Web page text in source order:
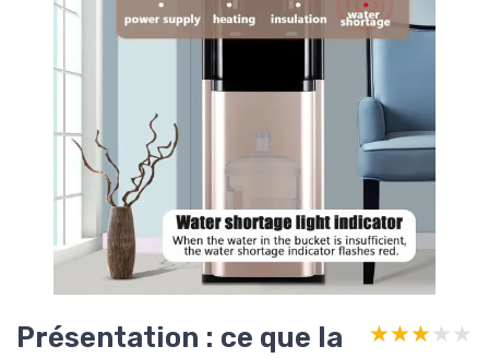
Présentation : ce que la
★★★★★
★★★★★